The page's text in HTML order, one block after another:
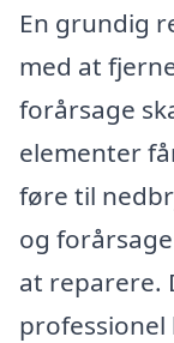
En grundig
med at
forårsage
elementer
føre til
og
at reparere.